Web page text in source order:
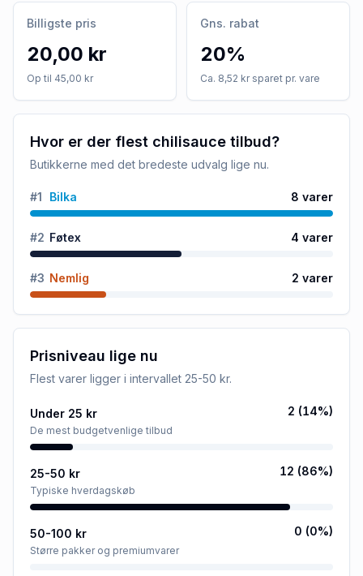
Billigste pris
20,00 kr
Op til 45,00 kr
Gns. rabat
20%
Ca. 8,52 kr sparet pr. vare
Hvor er der flest chilisauce tilbud?
Butikkerne med det bredeste udvalg lige nu.
#1 Bilka 8 varer
#2 Føtex 4 varer
#3 Nemlig 2 varer
Prisniveau lige nu
Flest varer ligger i intervallet 25-50 kr.
Under 25 kr
De mest budgetvenlige tilbud
2 (14%)
25-50 kr
Typiske hverdagskøb
12 (86%)
50-100 kr
Større pakker og premiumvarer
0 (0%)